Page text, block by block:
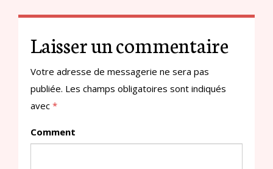
Laisser un commentaire
Votre adresse de messagerie ne sera pas
publiée. Les champs obligatoires sont indiqués
avec *
Comment